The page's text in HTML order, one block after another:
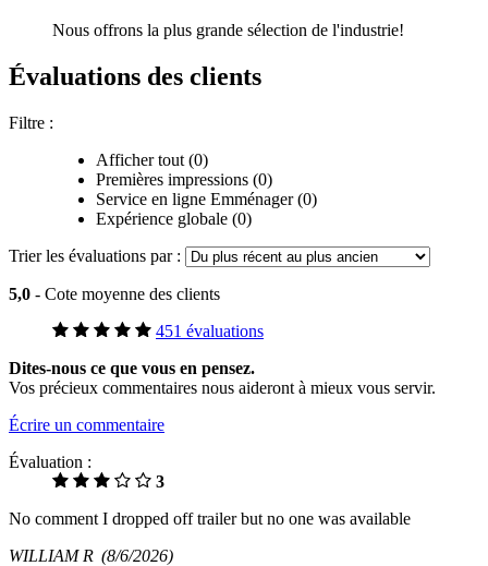
Nous offrons la plus grande sélection de l'industrie!
Évaluations des clients
Filtre :
Afficher tout (0)
Premières impressions (0)
Service en ligne Emménager (0)
Expérience globale (0)
Trier les évaluations par :
5,0 - Cote moyenne des clients
451 évaluations
Dites-nous ce que vous en pensez.
Vos précieux commentaires nous aideront à mieux vous servir.
Écrire un commentaire
Évaluation :
3
No comment I dropped off trailer but no one was available
WILLIAM R (8/6/2026)